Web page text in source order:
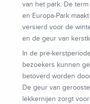
van het park. De
en Europa-Park
versierd voor de
en de geur van
In de pre-
bezoekers kunnen
betoverd worden
De geur van
lekkernijen zorgt